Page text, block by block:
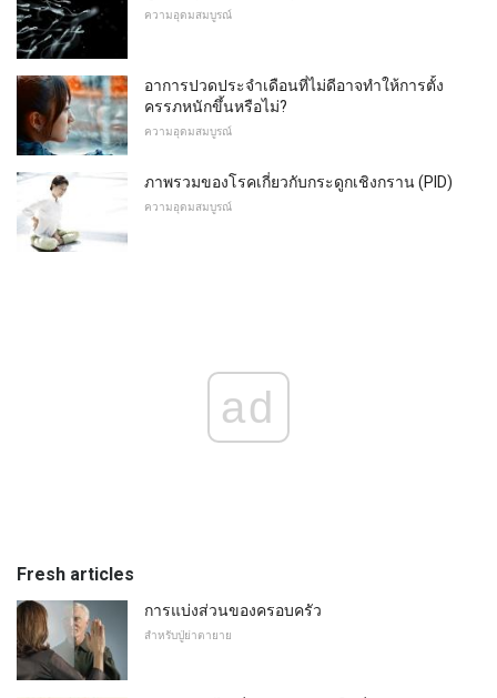
ความอุดมสมบูรณ์
อาการปวดประจำเดือนที่ไม่ดีอาจทำให้การตั้ง
ครรภหนักขึ้นหรือไม่?
ความอุดมสมบูรณ์
ภาพรวมของโรคเกี่ยวกับกระดูกเชิงกราน (PID)
ความอุดมสมบูรณ์
ad
Fresh articles
การแบ่งส่วนของครอบครัว
สำหรับปู่ย่าตายาย